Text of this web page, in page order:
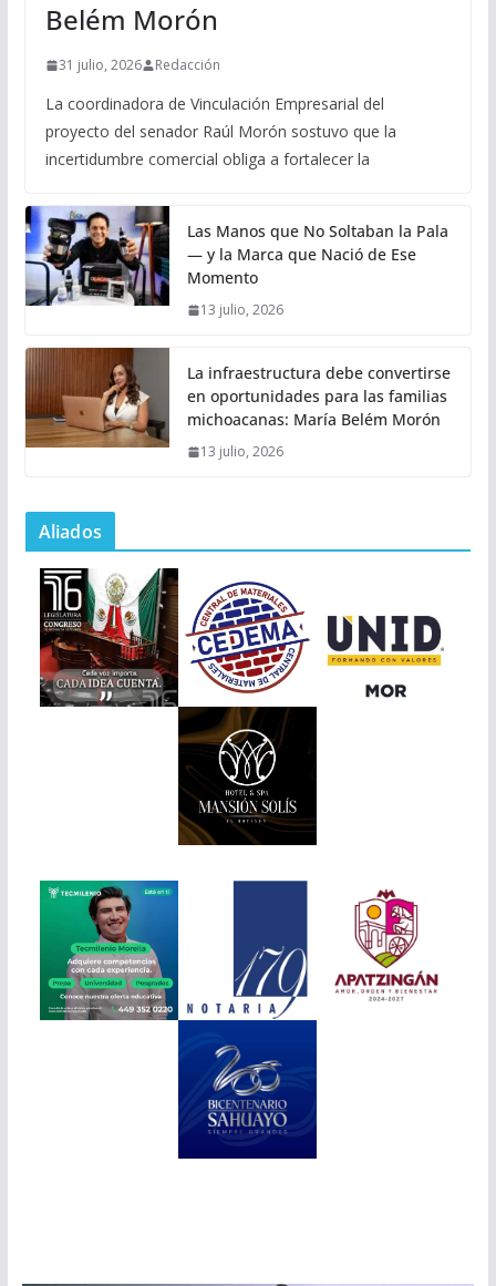
Belém Morón
31 julio, 2026 Redacción
La coordinadora de Vinculación Empresarial del
proyecto del senador Raúl Morón sostuvo que la
incertidumbre comercial obliga a fortalecer la
Las Manos que No Soltaban la Pala
— y la Marca que Nació de Ese
Momento
13 julio, 2026
La infraestructura debe convertirse
en oportunidades para las familias
michoacanas: María Belém Morón
13 julio, 2026
Aliados